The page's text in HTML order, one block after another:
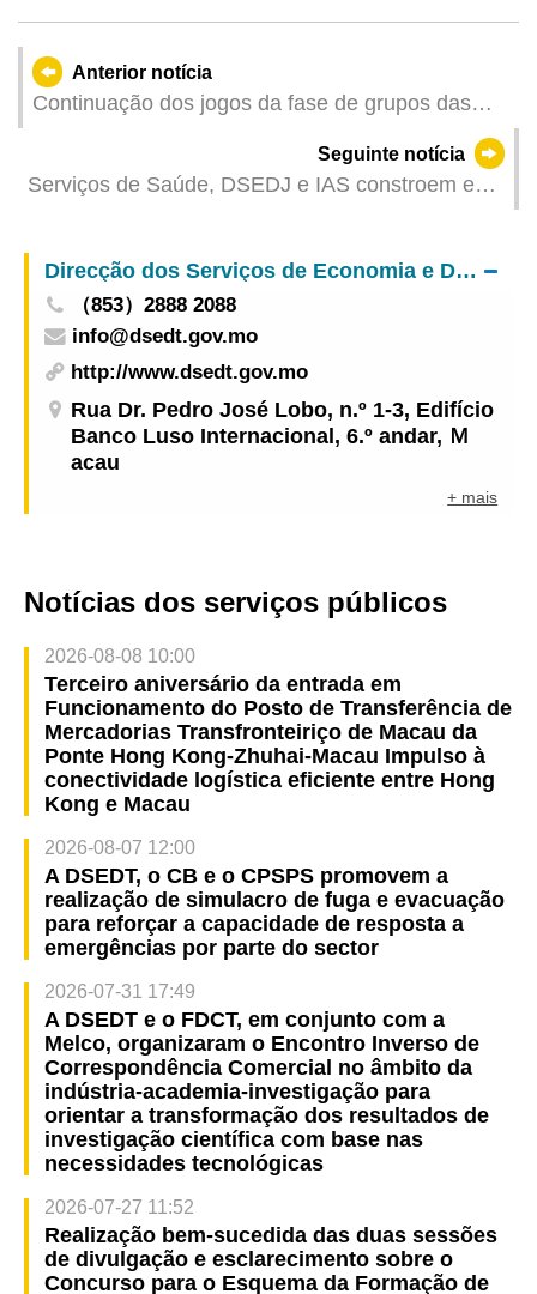
Anterior notícia
Continuação dos jogos da fase de grupos das
“ITTF Taças Mundiais Masculina e Feminina de
Macau 2026, apresentadas pelo Galaxy
Entertainment Group”
Seguinte notícia
Serviços de Saúde, DSEDJ e IAS constroem em
técnicas de tratamento de problemas emocionais
comuns
Direcção dos Serviços de Economia e Desenvolvimento Tecnológico
（853）2888 2088
info@dsedt.gov.mo
http://www.dsedt.gov.mo
Rua Dr. Pedro José Lobo, n.º 1-3, Edifício
Banco Luso Internacional, 6.º andar, Ｍ
acau
+ mais
Notícias dos serviços públicos
2026-08-08 10:00
Terceiro aniversário da entrada em
Funcionamento do Posto de Transferência de
Mercadorias Transfronteiriço de Macau da
Ponte Hong Kong-Zhuhai-Macau Impulso à
conectividade logística eficiente entre Hong
Kong e Macau
2026-08-07 12:00
A DSEDT, o CB e o CPSPS promovem a
realização de simulacro de fuga e evacuação
para reforçar a capacidade de resposta a
emergências por parte do sector
2026-07-31 17:49
A DSEDT e o FDCT, em conjunto com a
Melco, organizaram o Encontro Inverso de
Correspondência Comercial no âmbito da
indústria-academia-investigação para
orientar a transformação dos resultados de
investigação científica com base nas
necessidades tecnológicas
2026-07-27 11:52
Realização bem-sucedida das duas sessões
de divulgação e esclarecimento sobre o
Concurso para o Esquema da Formação de